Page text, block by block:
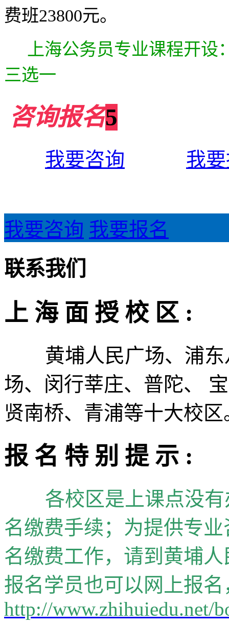
费班23800元。
上海公务员专业课程开设
三选一
咨询报名5
我要咨询 我
我要咨询 我要报名
联系我们
上 海 面 授 校 区 :
黄埔人民广场、浦东
场、闵行莘庄、普陀、
贤南桥、青浦等十大校区
报 名 特 别 提 示 :
各校区是上课点没有
名缴费手续；为提供专
名缴费工作，请到黄埔
报名学员也可以网上报
http://www.zhihuiedu.net/